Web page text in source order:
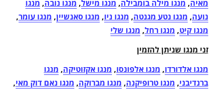
מאיה, מנגו מילה בומבילה, מנגו מישל, מנגו נובה, מנגו
נועה, מנגו נטע מגנטה, מנגו ניו, מנגו סאנשיין, מנגו עומר,
מנגו קיט, מנגו רחל, מנגו שלי
זני מנגו שניתן להזמין
מנגו אלדורדו, מנגו אלפונסו, מנגו אקזוטיקה, מנגו
ברנדיבני, מנגו טרופיקנה, מנגו מברוקה, מנגו נאם דוק מאי,